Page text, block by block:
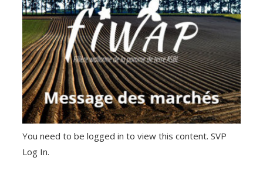
You need to be logged in to view this content. SVP
Log In.